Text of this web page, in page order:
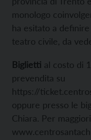
monologo
ha esitato a
teatro civile, da
Biglietti al costo di
prevendita su
https://
oppure presso le
Chiara. Per